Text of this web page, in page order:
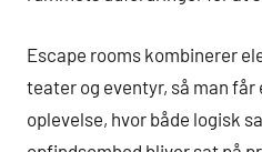
Escape rooms kombinerer
teater og eventyr, så man får
oplevelse, hvor både logisk